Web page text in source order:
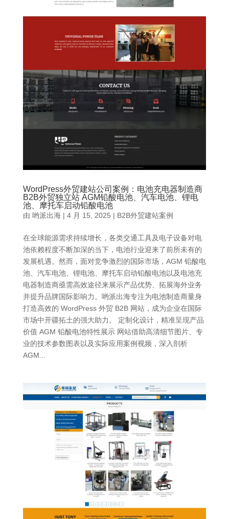
WordPress外贸建站公司案例：电池充电器制造商
B2B外贸独立站 AGM铅酸电池、汽车电池、锂电
池、摩托车启动铅酸电池
由 哟派出海| 4 月 15, 2025 | B2B外贸建站案例
在全球能源需求持续增长，各类交通工具及电子设备对电
池依赖程度不断加深的当下，电池行业迎来了前所未有的
发展机遇。然而，面对竞争激烈的国际市场，AGM 铅酸电
池、汽车电池、锂电池、摩托车启动铅酸电池以及电池充
电器制造商亟需高效途径来展示产品优势、拓展海外业务
并提升品牌国际影响力。哟派出海专注为电池制造商量身
打造高效的 WordPress 外贸 B2B 网站，成为企业在国际
市场中开疆拓土的强大助力。 定制化设计，精准呈现产品
价值 AGM 铅酸电池特性展示 网站借助高清细节图片、专
业的技术参数图表以及实际应用案例视频，深入剖析
AGM...